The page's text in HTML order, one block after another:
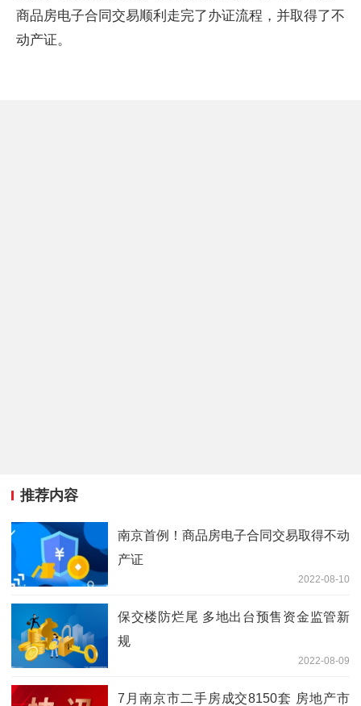
商品房电子合同交易顺利走完了办证流程，并取得了不
动产证。
推荐内容
南京首例！商品房电子合同交易取得不动
产证
2022-08-10
保交楼防烂尾 多地出台预售资金监管新
规
2022-08-09
7月南京市二手房成交8150套 房地产市